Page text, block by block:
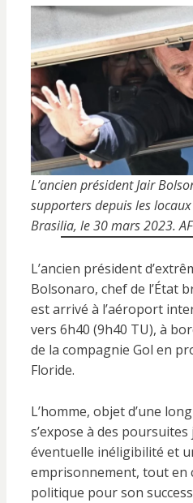
L’ancien président Jair
supporters depuis les
Brasilia, le 30 mars 2023.
L’ancien président
Bolsonaro, chef de l’État
est arrivé à l’aéroport
vers 6h40 (9h40 TU), à
de la compagnie Gol en
Floride.
L’homme, objet d’une
s’expose à des
éventuelle inéligibilité et
emprisonnement, tout en
politique pour son